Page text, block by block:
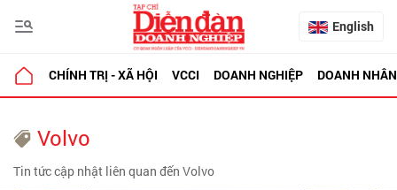
English
CHÍNH TRỊ - XÃ HỘI VCCI DOANH NGHIỆP DOANH NHÂN
Volvo
Tin tức cập nhật liên quan đến Volvo